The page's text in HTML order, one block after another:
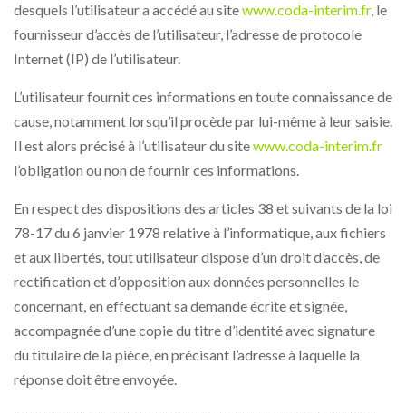
desquels l’utilisateur a accédé au sitewww.coda-interim.fr, le
fournisseur d’accès de l’utilisateur, l’adresse de protocole
Internet (IP) de l’utilisateur.
L’utilisateur fournit ces informations en toute connaissance de
cause, notamment lorsqu’il procède par lui-même à leur saisie.
Il est alors précisé à l’utilisateur du sitewww.coda-interim.fr
l’obligation ou non de fournir ces informations.
En respect des dispositions des articles 38 et suivants de la loi
78-17 du 6 janvier 1978 relative à l’informatique, aux fichiers
et aux libertés, tout utilisateur dispose d’un droit d’accès, de
rectification et d’opposition aux données personnelles le
concernant, en effectuant sa demande écrite et signée,
accompagnée d’une copie du titre d’identité avec signature
du titulaire de la pièce, en précisant l’adresse à laquelle la
réponse doit être envoyée.